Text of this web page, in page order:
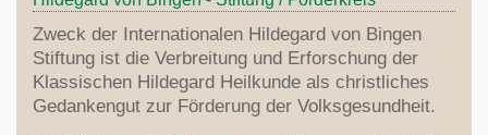
Zweck der Internationalen Hildegard von Bingen
Stiftung ist die Verbreitung und Erforschung der
Klassischen Hildegard Heilkunde als christliches
Gedankengut zur Förderung der Volksgesundheit.